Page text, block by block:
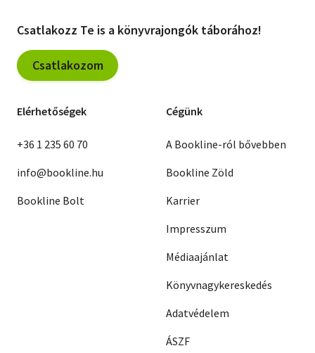
Csatlakozz Te is a könyvrajongók táborához!
Csatlakozom
Elérhetőségek
+36 1 235 60 70
info@bookline.hu
Bookline Bolt
Cégünk
A Bookline-ról bővebben
Bookline Zöld
Karrier
Impresszum
Médiaajánlat
Könyvnagykereskedés
Adatvédelem
ÁSZF